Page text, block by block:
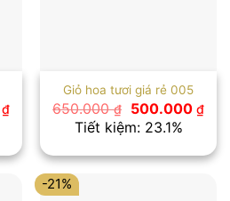
₫Giá
hiện
là:
500.000 ₫.
Giỏ hoa tươi giá rẻ 005
650.000₫
Giá
gốc
là:
500.000 ₫Giá
hiện
là:
Tiết kiệm: 23.1%
-21%